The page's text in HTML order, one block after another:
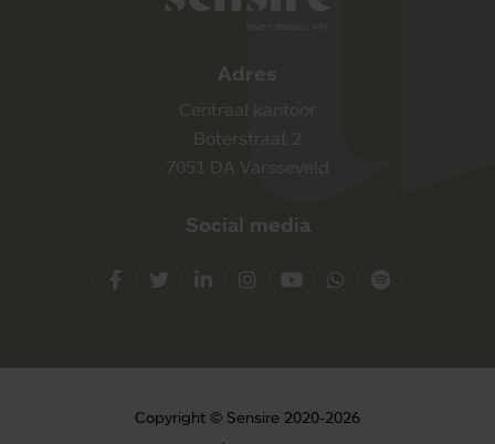
Adres
Centraal kantoor
Boterstraat 2
7051 DA Varsseveld
Social media
FacebookTwitterLinkedInInstagram
YouTubeWhatsapp
Spotify
Copyright © Sensire 2020-2026